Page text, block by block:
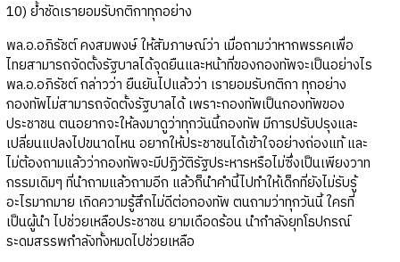
10) ย้ำชัดเรายอมรับกติกาทุกอย่าง
พล.อ.อภิรัชต์ คงสมพงษ์ ให้สัมภาษณ์ว่า เมื่อถามว่าหากพรรคเพื่อ
ไทยสามารถจัดตั้งรัฐบาลได้จุดยืนและหน้าที่ของกองทัพจะเป็นอย่างไร
พล.อ.อภิรัชต์ กล่าวว่า ยืนยันไปแล้วว่า เรายอมรับกติกา ทุกอย่าง
กองทัพไม่สามารถจัดตั้งรัฐบาลได้ เพราะกองทัพเป็นกองทัพของ
ประชาชน ตนอยากจะให้ลงมาดูว่าทุกวันนี้กองทัพ มีการปรับปรุงและ
เปลี่ยนแปลงไปขนาดไหน อยากให้ประชาชนได้เข้าใจอย่างถ่องแท้ และ
ไม่ต้องถามแล้วว่ากองทัพจะมีปฏิวัติรัฐประหารหรือไม่ซึ่งเป็นเพียงวาท
กรรมเดิมๆ ที่นำถามแล้วถามอีก แล้วก็นำคำนี้ไปทำให้เด็กที่ยังไม่รับรู้
อะไรมากมาย เกิดความรู้สึกไม่ดีต่อกองทัพ ตนถามว่าทุกวันนี้ ใครที่
เป็นผู้นำ ไปช่วยเหลือประชาชน ยามเดือดร้อน นำกำลังยุทโธปกรณ์
ระดมสรรพกำลังทั้งหมดไปช่วยเหลือ